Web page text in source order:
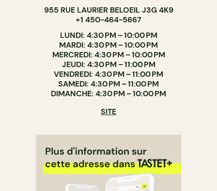
955 RUE LAURIER BELOEIL J3G 4K9
+1 450-464-5667
LUNDI: 4:30 PM – 10:00 PM
MARDI: 4:30 PM – 10:00 PM
MERCREDI: 4:30 PM – 10:00 PM
JEUDI: 4:30 PM – 11:00 PM
VENDREDI: 4:30 PM – 11:00 PM
SAMEDI: 4:30 PM – 11:00 PM
DIMANCHE: 4:30 PM – 10:00 PM
SITE